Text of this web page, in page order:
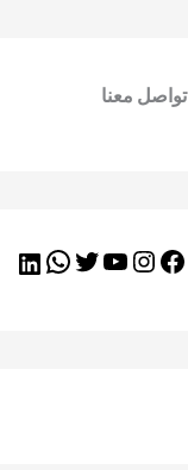
تواصل معنا